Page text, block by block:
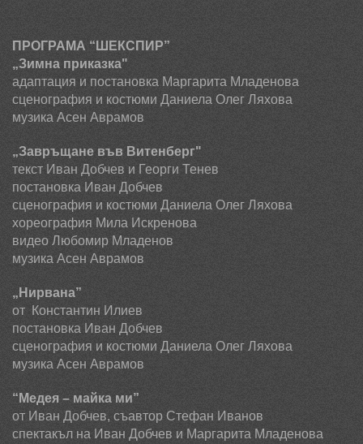
ПРОГРАМА
„Зимна приказка"
адаптация и постановка Маргарита Младенова
сценография и костюми Даниела Олег Ляхова
музика Асен Аврамов
„Завръщане във Витенберг"
текст Иван Добчев и Георги Тенев
постановка Иван Добчев
сценография и костюми Даниела Олег Ляхова
хореография Мила Искренова
видео Любомир Младенов
музика Асен Аврамов
„Нирвана”
от Константин Илиев
постановка Иван Добчев
сценография и костюми Даниела Олег Ляхова
музика Асен Аврамов
“Медея – майка ми”
от Иван Добчев, съавтор Стефан Иванов
спектакъл на Иван Добчев и Маргарита Младенова